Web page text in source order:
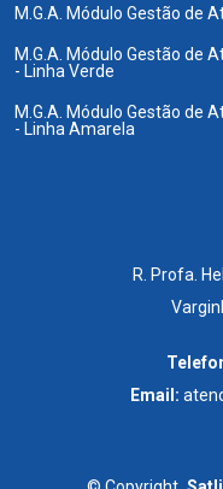
M.G.A. Módulo Gestão de
M.G.A. Módulo Gestão de
- Linha Verde
M.G.A. Módulo Gestão de
- Linha Amarela
R. Profa.
Email: